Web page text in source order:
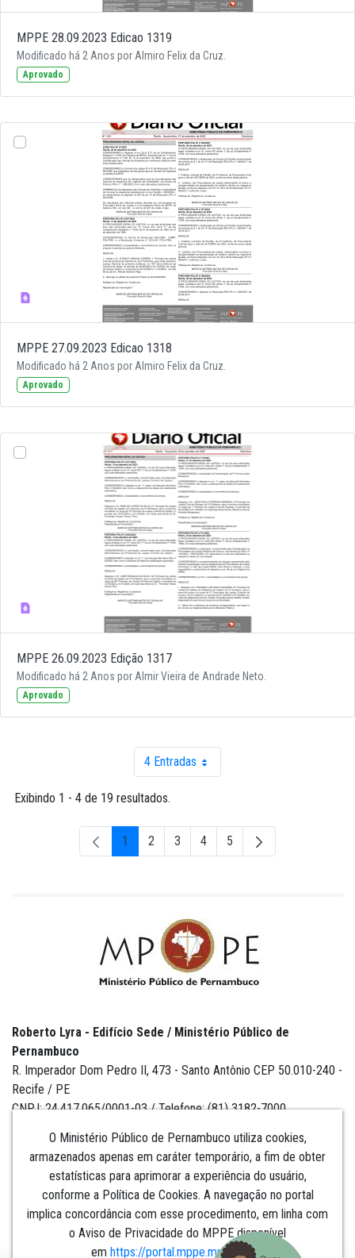
MPPE 28.09.2023 Edicao 1319
Modificado há 2 Anos por Almiro Felix da Cruz.
Aprovado
MPPE 27.09.2023 Edicao 1318
Modificado há 2 Anos por Almiro Felix da Cruz.
Aprovado
MPPE 26.09.2023 Edição 1317
Modificado há 2 Anos por Almir Vieira de Andrade Neto.
Aprovado
4 EntradasPor página
Exibindo 1 - 4 de 19 resultados.
Página
1 Página
2 Página
3 Página
4 Página
5
O Ministério Público de Pernambuco utiliza cookies,
armazenados apenas em caráter temporário, a fim de obter
estatísticas para aprimorar a experiência do usuário,
conforme a Política de Cookies. A navegação no portal
implica concordância com esse procedimento, em linha com
o Aviso de Privacidade do MPPE disponível
em https://portal.mppe.mp.br/lgpd.​​​​​​​
Roberto Lyra - Edifício Sede / Ministério Público de
Pernambuco
R. Imperador Dom Pedro II, 473 - Santo Antônio CEP 50.010-240 -
Recife / PE
CNPJ: 24.417.065/0001-03 / Telefone: (81) 3182-7000
Institucional
Comunicação